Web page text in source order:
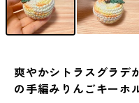
爽やかシトラスグラ
の手編みりんごキーホ